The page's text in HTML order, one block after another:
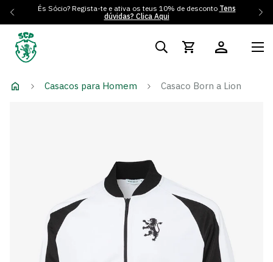
És Sócio? Regista-te e ativa os teus 10% de desconto Tens
dúvidas? Clica Aqui
Casacos para Homem Casaco Born a Lion